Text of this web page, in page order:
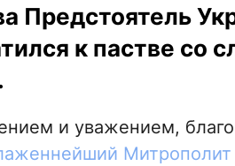
Предстоятель
к пастве со
и уважением,
Митрополит